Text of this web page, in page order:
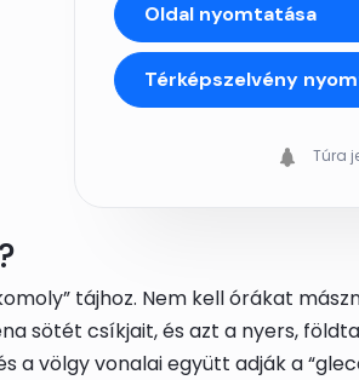
Oldal nyomtatása
Térképszelvény
Túra
tájhoz. Nem kell órákat
sötét csíkjait, és azt a nyers,
a völgy vonalai együtt adják a